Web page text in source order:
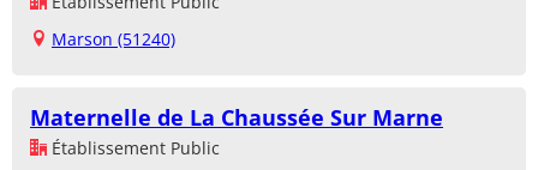
Marson (51240)
Maternelle de La Chaussée Sur Marne
Établissement Public